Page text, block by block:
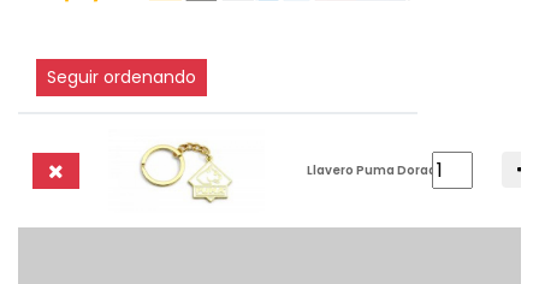
Seguir ordenando
Llavero Puma Dorado